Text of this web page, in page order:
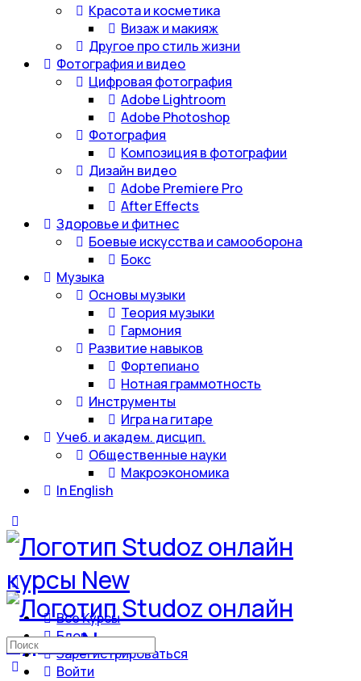
Красота и косметика
Визаж и макияж
Другое про стиль жизни
Фотография и видео
Цифровая фотография
Adobe Lightroom
Adobe Photoshop
Фотография
Композиция в фотографии
Дизайн видео
Adobe Premiere Pro
After Effects
Здоровье и фитнес
Боевые искусства и самооборона
Бокс
Музыка
Основы музыки
Теория музыки
Гармония
Развитие навыков
Фортепиано
Нотная граммотность
Инструменты
Игра на гитаре
Учеб. и академ. дисцип.
Общественные науки
Макроэкономика
In English
Все Курсы
Блог
Зарегистрироваться
Войти
Искать: